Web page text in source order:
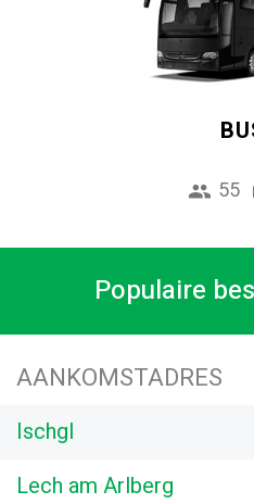
55
Populaire
AANKOMSTADRES
Ischgl
Lech am Arlberg